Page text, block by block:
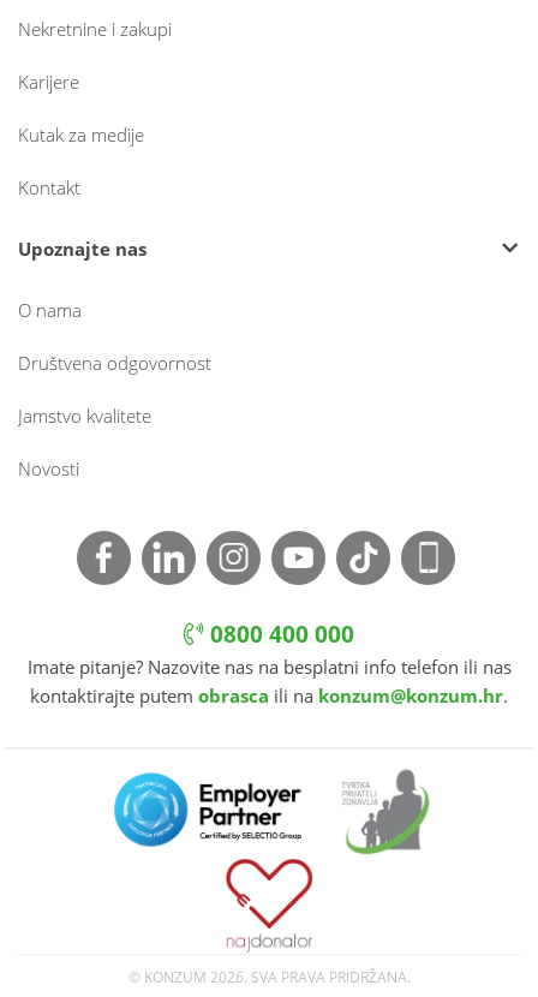
Nekretnine i zakupi
Karijere
Kutak za medije
Kontakt
Upoznajte nas
O nama
Društvena odgovornost
Jamstvo kvalitete
Novosti
0800 400 000
Imate pitanje? Nazovite nas na besplatni info telefon ili nas
kontaktirajte putem obrasca ili na konzum@konzum.hr.
© KONZUM 2026. SVA PRAVA PRIDRŽANA.